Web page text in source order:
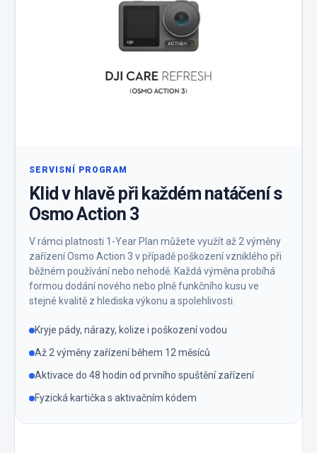
SERVISNÍ PROGRAM
Klid v hlavě při každém natáčení s
Osmo Action 3
V rámci platnosti 1-Year Plan můžete využít až 2 výměny
zařízení Osmo Action 3 v případě poškození vzniklého při
běžném používání nebo nehodě. Každá výměna probíhá
formou dodání nového nebo plně funkčního kusu ve
stejné kvalitě z hlediska výkonu a spolehlivosti.
Kryje pády, nárazy, kolize i poškození vodou
Až 2 výměny zařízení během 12 měsíců
Aktivace do 48 hodin od prvního spuštění zařízení
Fyzická kartička s aktivačním kódem